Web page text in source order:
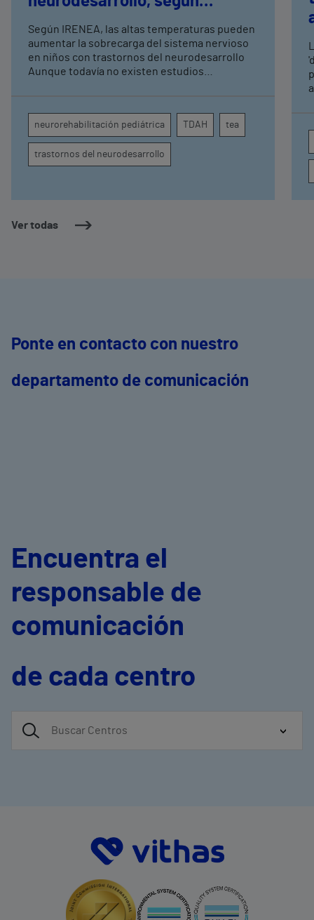
Ver todas
neurorrehabilitación
pediátrica de Vithas
Según IRENEA, las altas temperaturas pueden
aumentar la sobrecarga del sistema nervioso
en niños con trastornos del neurodesarrollo
Aunque todavía no existen estudios
atención, la regulación emocional y la
conducta
neurorehabilitación pediátrica TDAH tea
trastornos del neurodesarrollo
Ponte en contacto con nuestro
departamento de comunicación
Encuentra el
responsable de
comunicación
de cada centro